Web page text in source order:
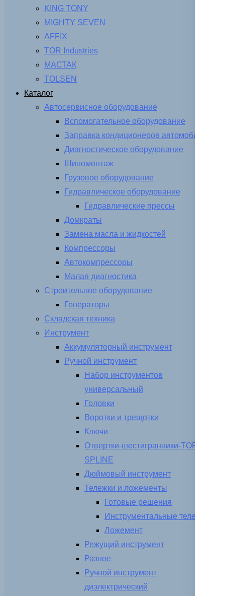
KING TONY
MIGHTY SEVEN
AFFIX
TOR Industries
МАСТАК
TOLSEN
Каталог
Автосервисное оборудование
Вспомогательное оборудование
Заправка кондиционеров автомобиля
Диагностическое оборудование
Шиномонтаж
Грузовое оборудование
Гидравлическое оборудование
Гидравлические прессы
Домкраты
Замена масла и жидкостей
Компрессоры
Автокомпрессоры
Малая диагностика
Строительное оборудование
Генераторы
Складская техника
Инструмент
Аккумуляторный инструмент
Ручной инструмент
Набор инструментов
универсальный
Головки
Воротки и трещотки
Ключи
Отвертки-шестигранники-TORX-
SPLINE
Дюймовый инструмент
Тележки и ложементы
Готовые решения
Инструментальные тележки
Ложемент
Режущий инструмент
Разное
Ручной инструмент
диэлектрический